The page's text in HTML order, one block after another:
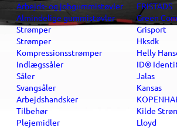
Arbejds- og jobgummistøvler
Almindelige gummistøvler
Strømper
Strømper
Kompressionsstrømper
Indlægssåler
Såler
Svangsåler
Arbejdshandsker
Tilbehør
Plejemidler
FRISTADS
Green
Grisport
Hksdk
Helly
ID®
Jalas
Kansas
Kilde
Lloyd